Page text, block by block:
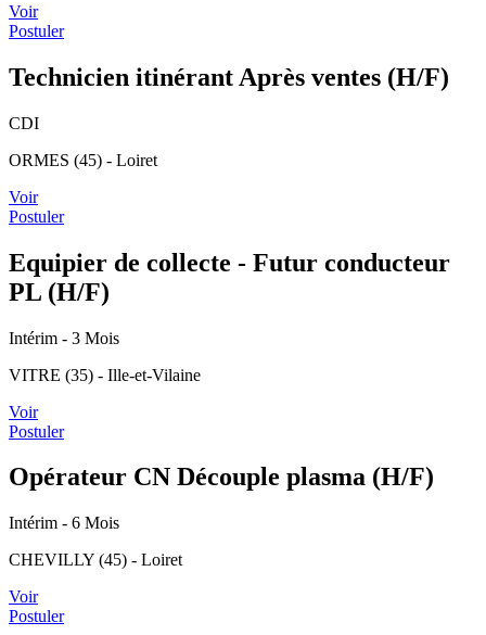
Voir
Postuler
Technicien itinérant Après ventes (H/F)
CDI
ORMES (45) - Loiret
Voir
Postuler
Equipier de collecte - Futur conducteur
PL (H/F)
Intérim - 3 Mois
VITRE (35) - Ille-et-Vilaine
Voir
Postuler
Opérateur CN Découple plasma (H/F)
Intérim - 6 Mois
CHEVILLY (45) - Loiret
Voir
Postuler